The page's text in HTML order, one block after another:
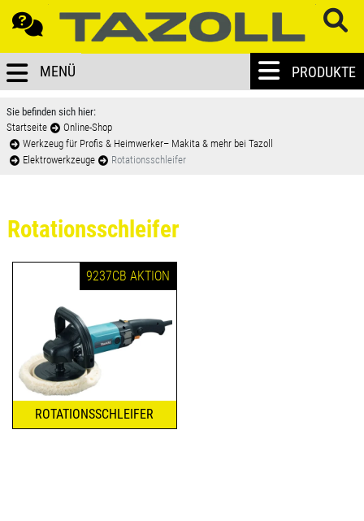
MENÜ
Sie befinden sich hier:
Startseite
Online-Shop
Werkzeug für Profis & Heimwerker– Makita & mehr bei Tazoll
Elektrowerkzeuge
Rotationsschleifer
PRODUKTE
Rotationsschleifer
9237CB AKTION
ROTATIONSSCHLEIFER